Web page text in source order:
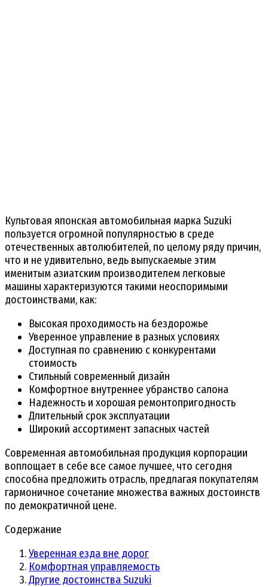
Культовая японская автомобильная марка Suzuki
пользуется огромной популярностью в среде
отечественных автолюбителей, по целому ряду причин,
что и не удивительно, ведь выпускаемые этим
именитым азиатским производителем легковые
машины характеризуются такими неоспоримыми
достоинствами, как:
Высокая проходимость на бездорожье
Уверенное управление в разных условиях
Доступная по сравнению с конкурентами
стоимость
Стильный современный дизайн
Комфортное внутреннее убранство салона
Надежность и хорошая ремонтопригодность
Длительный срок эксплуатации
Широкий ассортимент запасных частей
Современная автомобильная продукция корпорации
воплощает в себе все самое лучшее, что сегодня
способна предложить отрасль, предлагая покупателям
гармоничное сочетание множества важных достоинств
по демократичной цене.
Содержание
Уверенная езда вне дорог
Комфортная управляемость
Другие достоинства Suzuki